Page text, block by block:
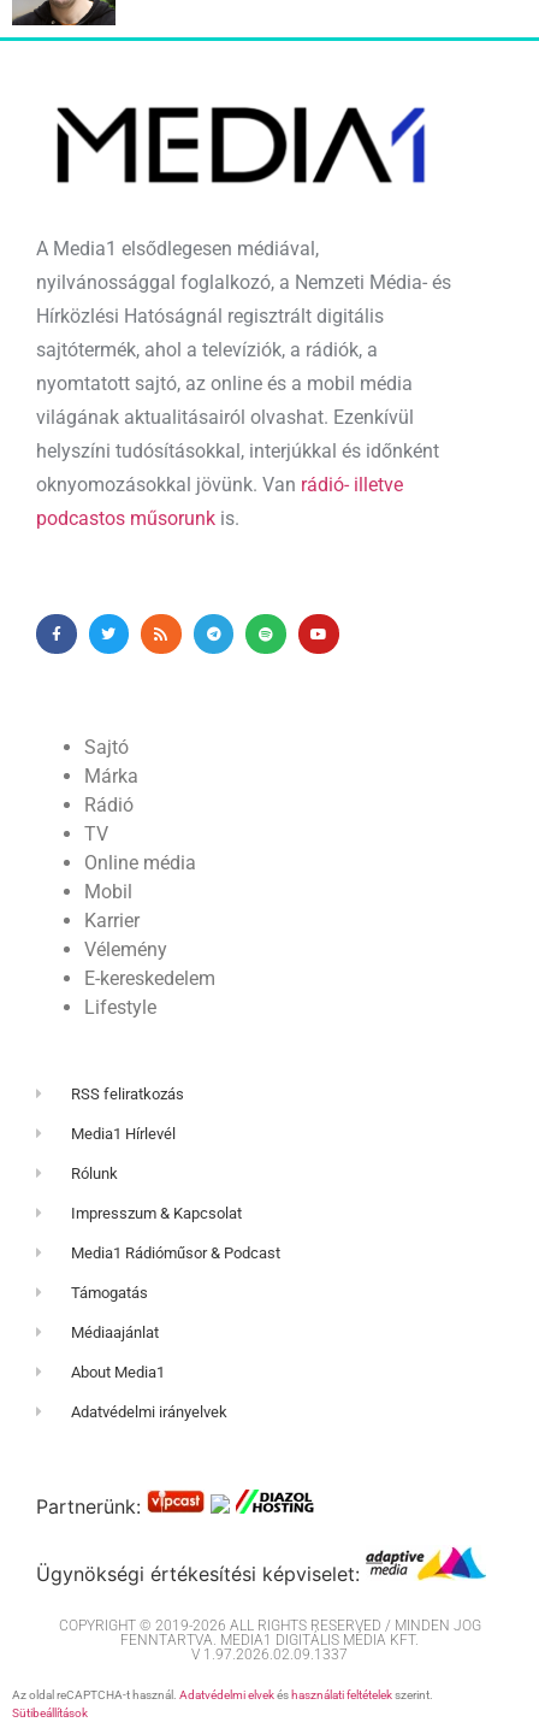
A Media1 elsődlegesen médiával,
nyilvánossággal foglalkozó, a Nemzeti Média- és
Hírközlési Hatóságnál regisztrált digitális
sajtótermék, ahol a televíziók, a rádiók, a
nyomtatott sajtó, az online és a mobil média
világának aktualitásairól olvashat. Ezenkívül
helyszíni tudósításokkal, interjúkkal és időnként
oknyomozásokkal jövünk. Van rádió- illetve
podcastos műsorunk is.
Sajtó
Márka
Rádió
TV
Online média
Mobil
Karrier
Vélemény
E-kereskedelem
Lifestyle
RSS feliratkozás
Media1 Hírlevél
Rólunk
Impresszum & Kapcsolat
Media1 Rádióműsor & Podcast
Támogatás
Médiaajánlat
About Media1
Adatvédelmi irányelvek
Partnerünk:
Ügynökségi értékesítési képviselet:
COPYRIGHT © 2019-2026 ALL RIGHTS RESERVED / MINDEN JOG
FENNTARTVA. MEDIA1 DIGITÁLIS MÉDIA KFT.
V 1.97.2026.02.09.1337
Az oldal reCAPTCHA-t használ. Adatvédelmi elvekés használati feltételekszerint.
Sütibeállítások